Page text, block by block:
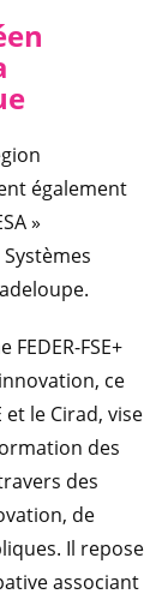
également
»
FSE+
ce
le Cirad, vise
des
des
de
Il repose
associant